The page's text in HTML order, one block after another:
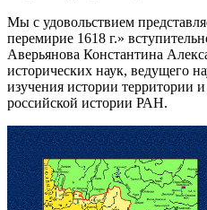
Мы с удовольствием
перемирие 1618 г.»
Аверьянова Константина
исторических наук, ведущего
изучения истории территории
российской истории РАН.